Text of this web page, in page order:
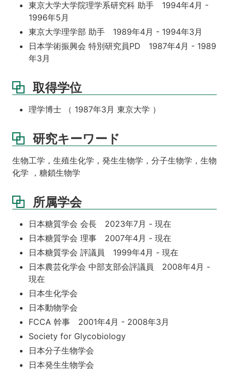
東京大学大学院理学系研究科 助手 1994年4月 -
1996年5月
東京大学理学部 助手 1989年4月 - 1994年3月
日本学術振興会 特別研究員PD 1987年4月 - 1989
年3月
取得学位
理学博士 （ 1987年3月 東京大学 ）
研究キーワード
生物工学，生殖生化学，発生生物学，分子生物学，生物
化学 ，糖鎖生物学
所属学会
日本糖質学会 会長 2023年7月 - 現在
日本糖質学会 理事 2007年4月 - 現在
日本糖質学会 評議員 1999年4月 - 現在
日本農芸化学会 中部支部会評議員 2008年4月 -
現在
日本生化学会
日本動物学会
FCCA 幹事 2001年4月 - 2008年3月
Society for Glycobiology
日本分子生物学会
日本発生生物学会